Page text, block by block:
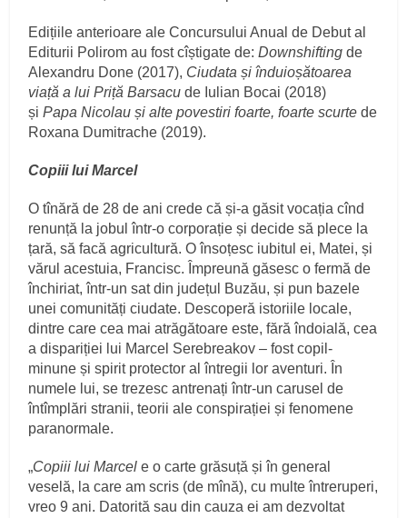
Edițiile anterioare ale Concursului Anual de Debut al
Editurii Polirom au fost cîștigate de:Downshifting de
Alexandru Done (2017), Ciudata și înduioșătoarea
viață a lui Priță Barsacude Iulian Bocai (2018)
șiPapa Nicolau și alte povestiri foarte, foarte scurtede
Roxana Dumitrache (2019).
Copiii lui Marcel
O tînără de 28 de ani crede că și-a găsit vocația cînd
renunță la jobul într-o corporație și decide să plece la
țară, să facă agricultură. O însoțesc iubitul ei, Matei, și
vărul acestuia, Francisc. Împreună găsesc o fermă de
închiriat, într-un sat din județul Buzău, și pun bazele
unei comunități ciudate. Descoperă istoriile locale,
dintre care cea mai atrăgătoare este, fără îndoială, cea
a dispariției lui Marcel Serebreakov – fost copil-
minune și spirit protector al întregii lor aventuri. În
numele lui, se trezesc antrenați într-un carusel de
întîmplări stranii, teorii ale conspirației și fenomene
paranormale.
„Copiii lui Marcele o carte grăsuță și în general
veselă, la care am scris (de mînă), cu multe întreruperi,
vreo 9 ani. Datorită sau din cauza ei am dezvoltat